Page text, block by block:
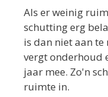
Als er weinig
schutting erg
is dan niet aan
vergt onderhoud
jaar mee. Zo'n
ruimte in.